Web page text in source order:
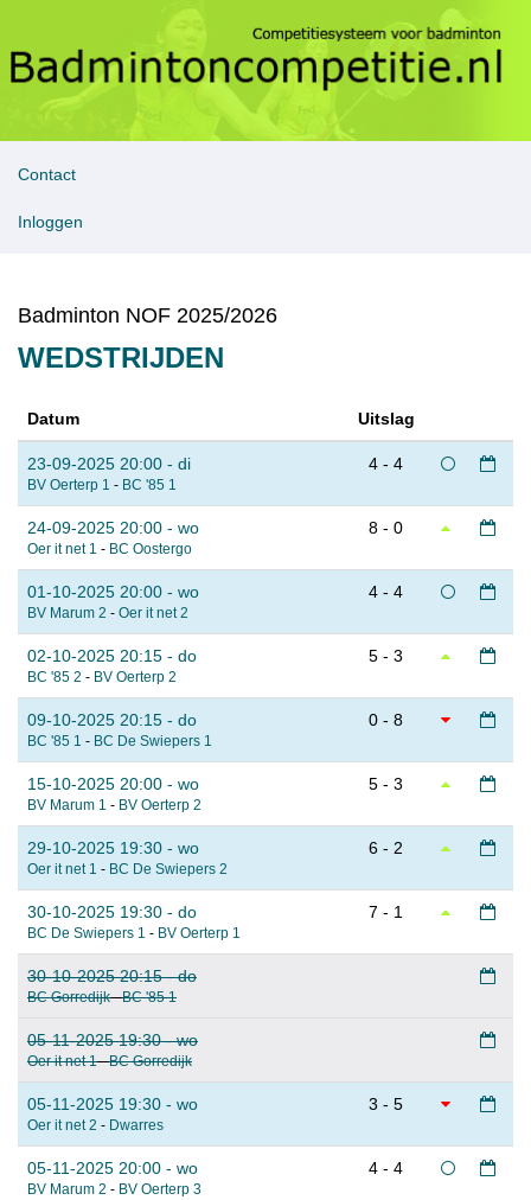
Contact
Inloggen
Badminton NOF 2025/2026
WEDSTRIJDEN
Datum Uitslag
23-09-2025 20:00 - di
BV Oerterp 1 - BC '85 1
4 - 4
24-09-2025 20:00 - wo
Oer it net 1 - BC Oostergo
8 - 0
01-10-2025 20:00 - wo
BV Marum 2 - Oer it net 2
4 - 4
02-10-2025 20:15 - do
BC '85 2 - BV Oerterp 2
5 - 3
09-10-2025 20:15 - do
BC '85 1 - BC De Swiepers 1
0 - 8
15-10-2025 20:00 - wo
BV Marum 1 - BV Oerterp 2
5 - 3
29-10-2025 19:30 - wo
Oer it net 1 - BC De Swiepers 2
6 - 2
30-10-2025 19:30 - do
BC De Swiepers 1 - BV Oerterp 1
7 - 1
30-10-2025 20:15 - do
BC Gorredijk-BC '85 1
05-11-2025 19:30 - wo
Oer it net 1-BC Gorredijk
05-11-2025 19:30 - wo
Oer it net 2 - Dwarres
3 - 5
05-11-2025 20:00 - wo
BV Marum 2 - BV Oerterp 3
4 - 4